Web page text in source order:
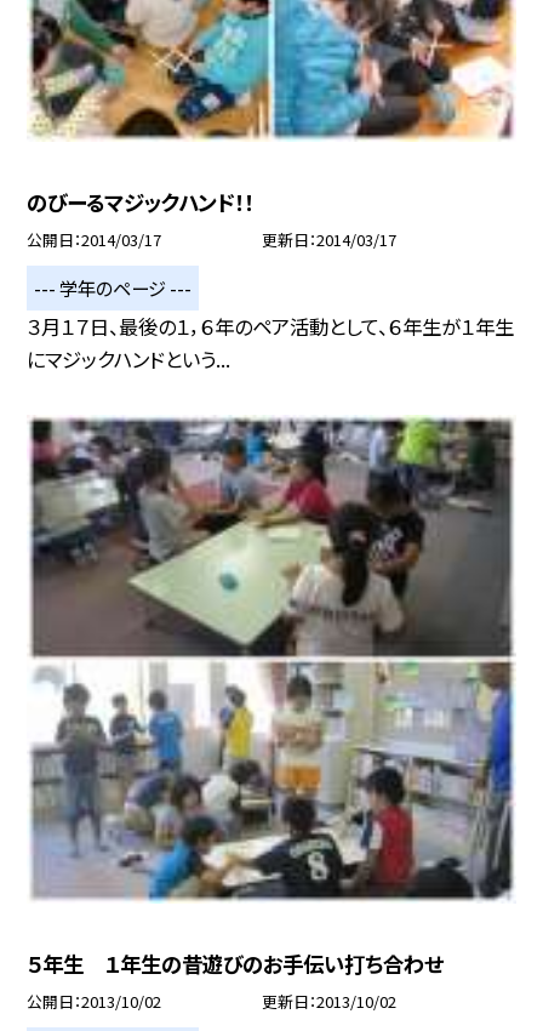
のびーるマジックハンド！！
公開日 2014/03/17 更新日 2014/03/17
--- 学年のページ ---
３月１７日、最後の１，６年のペア活動として、６年生が１年生
にマジックハンドという...
５年生 １年生の昔遊びのお手伝い打ち合わせ
公開日 2013/10/02 更新日 2013/10/02